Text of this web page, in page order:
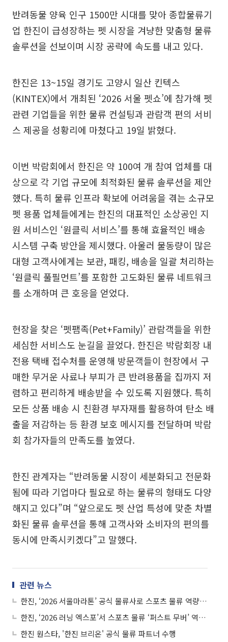
반려동물 양육 인구 1500만 시대를 맞아 종합물류기
업 한진이 급성장하는 펫 시장을 겨냥한 맞춤형 물류
솔루션을 선보이며 시장 공략에 속도를 내고 있다.
한진은 13~15일 경기도 고양시 일산 킨텍스
(KINTEX)에서 개최된 ‘2026 서울 펫쇼’에 참가해 펫
관련 기업들을 위한 물류 컨설팅과 관람객 편의 서비
스 제공을 성황리에 마쳤다고 19일 밝혔다.
이번 박람회에서 한진은 약 100여 개 참여 업체를 대
상으로 각 기업 규모에 최적화된 물류 솔루션을 제안
했다. 특히 물류 인프라 확보에 어려움을 겪는 소규모
펫 용품 업체들에게는 한진의 대표적인 소상공인 지
원 서비스인 ‘원클릭 서비스’를 통해 효율적인 배송
시스템 구축 방안을 제시했다. 아울러 물동량이 많은
대형 고객사에게는 보관, 패킹, 배송을 일괄 처리하는
‘원클릭 풀필먼트’를 포함한 고도화된 물류 네트워크
를 소개하며 큰 호응을 얻었다.
현장을 찾은 ‘펫팸족(Pet+Family)’ 관람객들을 위한
세심한 서비스도 눈길을 끌었다. 한진은 박람회장 내
전용 택배 접수처를 운영해 방문객들이 현장에서 구
매한 무거운 사료나 부피가 큰 반려용품을 집까지 저
렴하고 편리하게 배송받을 수 있도록 지원했다. 특히
모든 상품 배송 시 친환경 부자재를 활용하여 탄소 배
출을 저감하는 등 환경 보호 메시지를 전달하며 박람
회 참가자들의 만족도를 높였다.
한진 관계자는 “반려동물 시장이 세분화되고 전문화
됨에 따라 기업마다 필요로 하는 물류의 형태도 다양
해지고 있다”며 “앞으로도 펫 산업 특성에 맞춘 차별
화된 물류 솔루션을 통해 고객사와 소비자의 편의를
동시에 만족시키겠다”고 말했다.
관련 뉴스
한진, ‘2026 서울마라톤’ 공식 물류사로 스포츠 물류 역량 입증
한진, ‘2026 러닝 엑스포’서 스포츠 물류 ‘퍼스트 무버’ 역량 입증
한진 원스타, '한진 브리온' 공식 물류 파트너 수행